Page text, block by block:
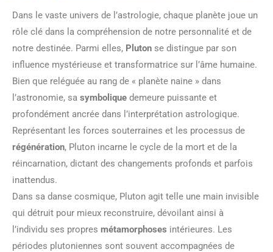
Dans le vaste univers de l’astrologie, chaque planète joue un
rôle clé dans la compréhension de notre personnalité et de
notre destinée. Parmi elles, Pluton se distingue par son
influence mystérieuse et transformatrice sur l’âme humaine.
Bien que reléguée au rang de « planète naine » dans
l’astronomie, sa symbolique demeure puissante et
profondément ancrée dans l’interprétation astrologique.
Représentant les forces souterraines et les processus de
régénération, Pluton incarne le cycle de la mort et de la
réincarnation, dictant des changements profonds et parfois
inattendus.
Dans sa danse cosmique, Pluton agit telle une main invisible
qui détruit pour mieux reconstruire, dévoilant ainsi à
l’individu ses propres métamorphoses intérieures. Les
périodes plutoniennes sont souvent accompagnées de